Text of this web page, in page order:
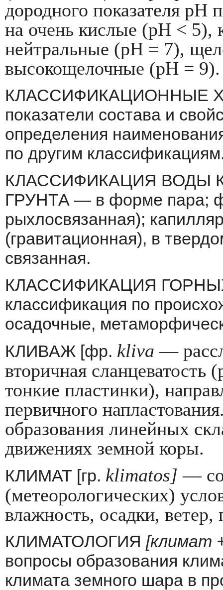
дородного показателя pH
на очень кис­лые (pH <
нейтральные (pH = 7),
высокощелочные (pH = 9).
КЛАССИФИКАЦИОННЫЕ
по­казатели состава и
определения
по другим
КЛАССИФИКАЦИЯ ВОДЫ
ГРУНТА — в форме пара;
рыхлосвязан­ная);
(гравитационная), в
связанная.
КЛАССИФИКАЦИЯ
клас­сификация по
осадочные,
КЛИВАЖ [фр. kliva —
вторичная
тонкие пластинки),
первичного
образования линейных
движениях земной коры.
КЛИМАТ [гр. klimatos] —
(метеорологи­ческих)
влажность, осадки,
КЛИМАТОЛОГИЯ [климат
вопросы образования
климата земного ша­ра в